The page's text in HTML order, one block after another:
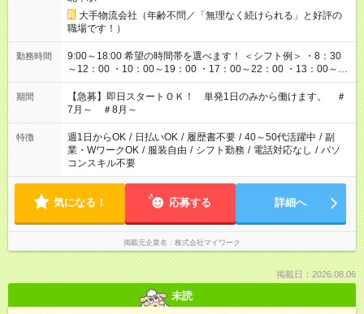
大手物流会社（年齢不問／「無理なく続けられる」と好評の
職場です！）
勤務時間
9:00～18:00 希望の時間帯を選べます！ ＜シフト例＞ ・8：30
～12：00 ・10：00～19：00 ・17：00～22：00 ・13：00～
22：00 ・22：00～翌6：00 など
期間
【急募】即日スタートＯＫ！ 単発1日のみから働けます。 ＃
7月～ ＃8月～
特徴 週1日からOK / 日払いOK / 履歴書不要 / 40～50代活躍中 / 副
業・WワークOK / 服装自由 / シフト勤務 / 電話対応なし / パソ
コンスキル不要
気になる！ 応募する 詳細へ
掲載元企業名 株式会社マイワーク
掲載日：2026.08.06
未読